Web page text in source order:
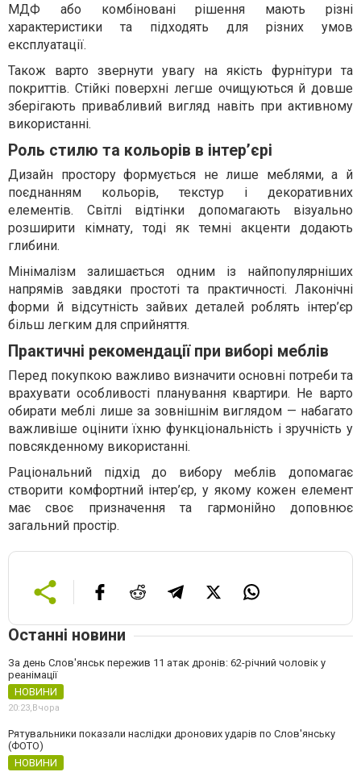
МДФ або комбіновані рішення мають різні
характеристики та підходять для різних умов
експлуатації.
Також варто звернути увагу на якість фурнітури та
покриттів. Стійкі поверхні легше очищуються й довше
зберігають привабливий вигляд навіть при активному
використанні.
Роль стилю та кольорів в інтер’єрі
Дизайн простору формується не лише меблями, а й
поєднанням кольорів, текстур і декоративних
елементів. Світлі відтінки допомагають візуально
розширити кімнату, тоді як темні акценти додають
глибини.
Мінімалізм залишається одним із найпопулярніших
напрямів завдяки простоті та практичності. Лаконічні
форми й відсутність зайвих деталей роблять інтер’єр
більш легким для сприйняття.
Практичні рекомендації при виборі меблів
Перед покупкою важливо визначити основні потреби та
врахувати особливості планування квартири. Не варто
обирати меблі лише за зовнішнім виглядом — набагато
важливіше оцінити їхню функціональність і зручність у
повсякденному використанні.
Раціональний підхід до вибору меблів допомагає
створити комфортний інтер’єр, у якому кожен елемент
має своє призначення та гармонійно доповнює
загальний простір.
Останні новини
За день Слов'янськ пережив 11 атак дронів: 62-річний чоловік у
реанімації
НОВИНИ
20:23, Вчора
Рятувальники показали наслідки дронових ударів по Слов'янську
(ФОТО)
НОВИНИ